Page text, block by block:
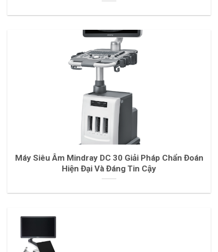
Máy Siêu Âm Mindray DC 30 Giải Pháp Chẩn Đoán
Hiện Đại Và Đáng Tin Cậy